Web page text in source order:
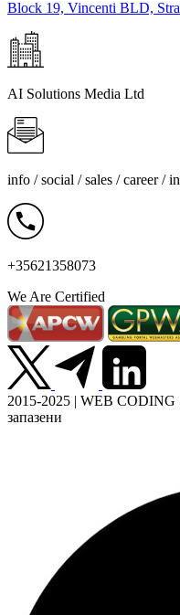
Block 19, Vincenti BLD,
AI Solutions Media Ltd
info / social / sales / career /
+35621358073
We Are Certified
2015-2025 | WEB
запазени